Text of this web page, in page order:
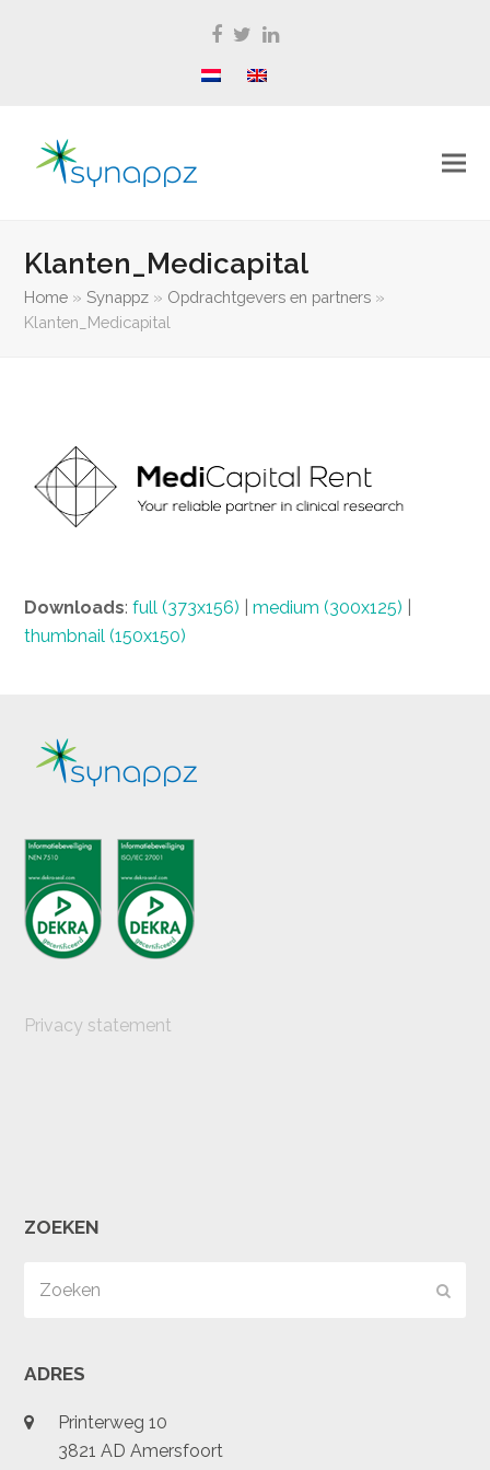
Facebook
TwitterLinkedIn
Klanten_Medicapital
Home »Synappz » Opdrachtgevers en partners »
Klanten_Medicapital
Downloads:full (373x156) |medium (300x125)
thumbnail (150x150)
Privacy statement
ZOEKEN
ADRES
Printerweg 10
3821 AD Amersfoort